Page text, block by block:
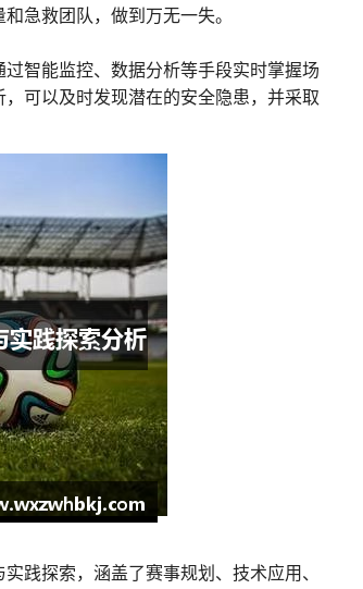
急救团队，做到万无一失。
智能监控、数据分析等手段实时掌握场
可以及时发现潜在的安全隐患，并采取
践探索，涵盖了赛事规划、技术应用、